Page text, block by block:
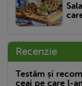
Recenzie
Testăm și
ceai pe care l-